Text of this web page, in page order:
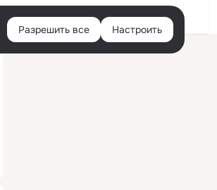
Войти
Разрешить все Настроить